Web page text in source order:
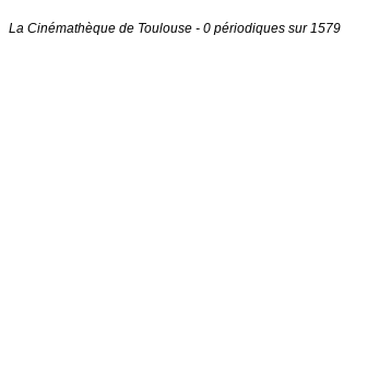
La Cinémathèque de Toulouse - 0 périodiques sur 1579